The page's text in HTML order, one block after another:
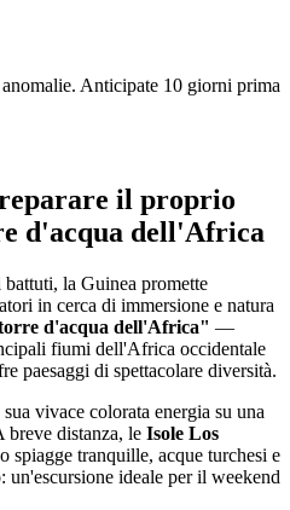
Anticipate 10 giorni prima
il proprio
d'acqua dell'Africa
la Guinea promette
in cerca di immersione e natura
d'acqua dell'Africa" —
fiumi dell'Africa occidentale
paesaggi di spettacolare diversità.
sua vivace colorata energia su una
breve distanza, le Isole Los
spiagge tranquille, acque turchesi e
ideale per il weekend